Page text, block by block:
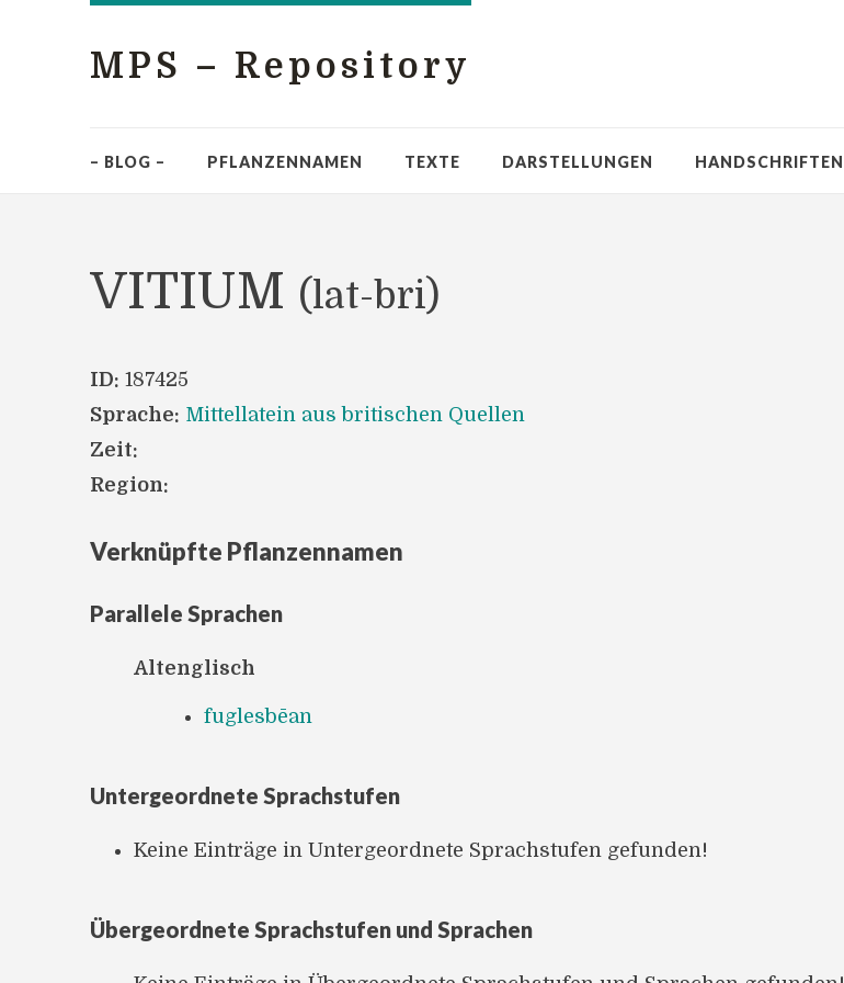
MPS – Repository
– BLOG – PFLANZENNAMEN TEXTE DARSTELLUNGEN HANDSCHRIFTEN
VITIUM (lat-bri)
ID: 187425
Sprache: Mittellatein aus britischen Quellen
Zeit:
Region:
Verknüpfte Pflanzennamen
Parallele Sprachen
Altenglisch
fuglesbēan
Untergeordnete Sprachstufen
Keine Einträge in Untergeordnete Sprachstufen gefunden!
Übergeordnete Sprachstufen und Sprachen